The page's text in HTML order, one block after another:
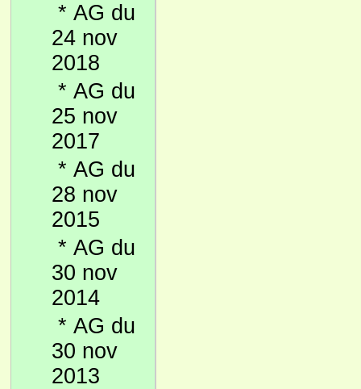
* AG du
24 nov
2018
* AG du
25 nov
2017
* AG du
28 nov
2015
* AG du
30 nov
2014
* AG du
30 nov
2013